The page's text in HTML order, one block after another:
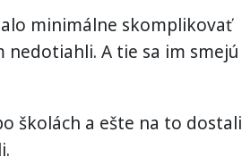
minimálne skomplikovať
A tie sa im smejú
školách a ešte na to dostali